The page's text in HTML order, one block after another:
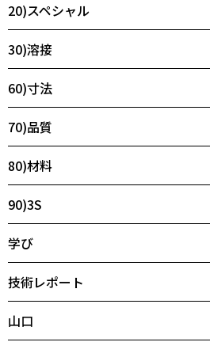
20)スペシャル
30)溶接
60)寸法
70)品質
80)材料
90)3S
学び
技術レポート
山口